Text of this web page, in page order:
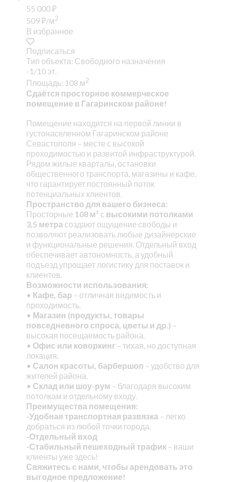
55 000₽
509₽/м2
В избранное
Подписаться
Тип объекта: Свободного назначения
-1/10 эт.
Площадь: 108 м2
Сдаётся просторное коммерческое
помещение в Гагаринском районе!
Помещение находится на первой линии в
густонаселенном Гагаринском районе
Севастополя – месте с высокой
проходимостью и развитой инфраструктурой.
Рядом жилые кварталы, остановки
общественного транспорта, магазины и кафе,
что гарантирует постоянный поток
потенциальных клиентов.
Пространство для вашего бизнеса:
Просторные 108 м² с высокими потолками
3,5 метра создают ощущение свободы и
позволяют реализовать любые дизайнерские
и функциональные решения. Отдельный вход
обеспечивает автономность, а удобный
подъезд упрощает логистику для поставок и
клиентов.
Возможности использования:
• Кафе, бар – отличная видимость и
проходимость.
• Магазин (продукты, товары
повседневного спроса, цветы и др.) –
высокая посещаемость района.
• Офис или коворкинг – тихая, но доступная
локация.
• Салон красоты, барбершоп – удобство для
жителей района.
• Склад или шоу-рум – благодаря высоким
потолкам и отдельному входу.
Преимущества помещения:
-Удобная транспортная развязка – легко
добраться из любой точки города.
-Отдельный вход
-Стабильный пешеходный трафик– ваши
клиенты уже здесь!
Свяжитесь с нами, чтобы арендовать это
выгодное предложение!